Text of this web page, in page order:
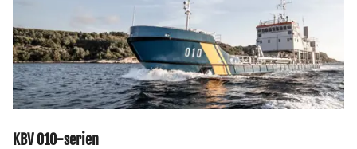
KBV 010-serien